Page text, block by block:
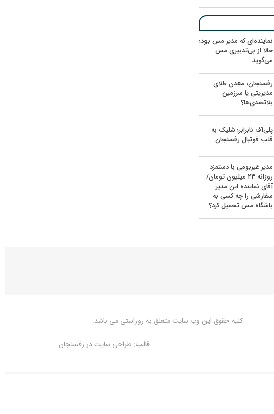
نماینده‌ای که مدیر مس بود؛
حالا از بی‌تدبیری مس
می‌گوید
رفسنجان، معدن طلای
مدیریتی یا سرزمین
بلاتصدی‌ها؟
پلی‌آف نابرابر؛ شلیک به
قلب فوتبال رفسنجان
مدیر غیربومی با دستمزد
روزانه ۲۳ میلیون تومان/
آقای نماینده این مدیر
سفارشی را چه کسی به
باشگاه مس تحمیل کرد؟
کلیه حقوق این وب سایت متعلق به روراستی می باشد.
قالب: طراحی سایت در رفسنجان